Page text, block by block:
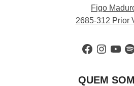
Figo
2685-312 Prior
Facebook
Instagram
QUEM